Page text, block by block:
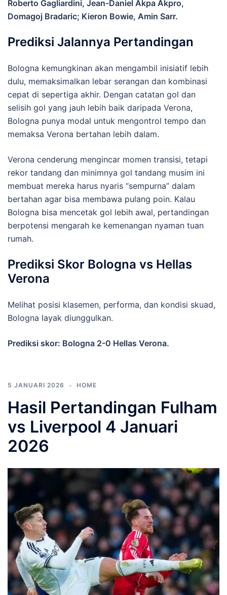
Roberto Gagliardini, Jean-Daniel Akpa Akpro,
Domagoj Bradaric; Kieron Bowie, Amin Sarr.
Prediksi Jalannya Pertandingan
Bologna kemungkinan akan mengambil inisiatif lebih
dulu, memaksimalkan lebar serangan dan kombinasi
cepat di sepertiga akhir. Dengan catatan gol dan
selisih gol yang jauh lebih baik daripada Verona,
Bologna punya modal untuk mengontrol tempo dan
memaksa Verona bertahan lebih dalam.
Verona cenderung mengincar momen transisi, tetapi
rekor tandang dan minimnya gol tandang musim ini
membuat mereka harus nyaris “sempurna” dalam
bertahan agar bisa membawa pulang poin. Kalau
Bologna bisa mencetak gol lebih awal, pertandingan
berpotensi mengarah ke kemenangan nyaman tuan
rumah.
Prediksi Skor Bologna vs Hellas
Verona
Melihat posisi klasemen, performa, dan kondisi skuad,
Bologna layak diunggulkan.
Prediksi skor: Bologna 2-0 Hellas Verona.
5 JANUARI 2026 HOME
Hasil Pertandingan Fulham
vs Liverpool 4 Januari
2026